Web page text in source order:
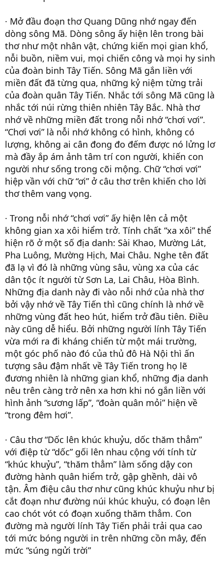
· Mở đầu đoạn thơ Quang Dũng nhớ ngay đến
dòng sông Mã. Dòng sông ấy hiện lên trong bài
thơ như một nhân vật, chứng kiến mọi gian khổ,
nỗi buồn, niềm vui, mọi chiến công và mọi hy sinh
của đoàn binh Tây Tiến. Sông Mã gắn liền với
miền đất đã từng qua, những kỷ niệm từng trải
của đoàn quân Tây Tiến. Nhắc tới sông Mã cũng là
nhắc tới núi rừng thiên nhiên Tây Bắc. Nhà thơ
nhớ về những miền đất trong nỗi nhớ “chơi vơi”.
“Chơi vơi” là nỗi nhớ không có hình, không có
lượng, không ai cân đong đo đếm được nó lửng lơ
mà đầy ắp ám ảnh tâm trí con người, khiến con
người như sống trong cõi mộng. Chữ “chơi vơi”
hiệp vần với chữ “ơi” ở câu thơ trên khiến cho lời
thơ thêm vang vọng.
· Trong nỗi nhớ “chơi vơi” ấy hiện lên cả một
không gian xa xôi hiểm trở. Tính chất “xa xôi” thể
hiện rõ ở một số địa danh: Sài Khao, Mường Lát,
Pha Luông, Mường Hịch, Mai Châu. Nghe tên đất
đã lạ vì đó là những vùng sâu, vùng xa của các
dân tộc ít người từ Sơn La, Lai Châu, Hòa Bình.
Những địa danh này đi vào nỗi nhớ của nhà thơ
bởi vậy nhớ về Tây Tiến thì cũng chính là nhớ về
những vùng đất heo hút, hiểm trở đầu tiên. Điều
này cũng dễ hiểu. Bởi những người lính Tây Tiến
vừa mới ra đi kháng chiến từ một mái trường,
một góc phố nào đó của thủ đô Hà Nội thì ấn
tượng sâu đậm nhất về Tây Tiến trong họ lẽ
đương nhiên là những gian khổ, những địa danh
nêu trên càng trở nên xa hơn khi nó gắn liền với
hình ảnh “sương lấp”, “đoàn quân mỏi” hiện về
“trong đêm hơi”.
· Câu thơ “Dốc lên khúc khuỷu, dốc thăm thẳm”
với điệp từ “dốc” gối lên nhau cộng với tính từ
“khúc khuỷu”, “thăm thẳm” làm sống dậy con
đường hành quân hiểm trở, gập ghềnh, dài vô
tận. Âm điệu câu thơ như cũng khúc khuỷu như bị
cắt đoạn như đường núi khúc khuỷu, có đoạn lên
cao chót vót có đoạn xuống thăm thẳm. Con
đường mà người lính Tây Tiến phải trải qua cao
tới mức bóng người in trên những cồn mây, đến
mức “súng ngửi trời”